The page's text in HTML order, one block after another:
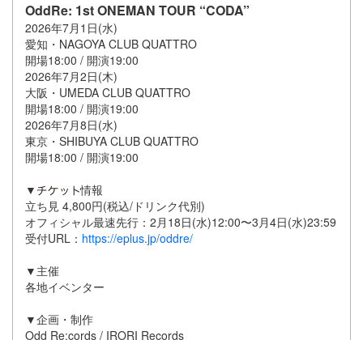
OddRe: 1st ONEMAN TOUR “CODA”
2026年7月1日(水)
愛知・NAGOYA CLUB QUATTRO
開場18:00 / 開演19:00
2026年7月2日(木)
大阪・UMEDA CLUB QUATTRO
開場18:00 / 開演19:00
2026年7月8日(水)
東京・SHIBUYA CLUB QUATTRO
開場18:00 / 開演19:00
▼
情報
立ち見 4,800円(税込/ドリンク代別)
オフィシャル最速先行：2月18日(⽔)12:00〜3月4日(⽔)23:59
受付URL： https://eplus.jp/oddre/
▼主催
各地イベンター
▼企画・制作
Odd Re:cords / IRORI Records